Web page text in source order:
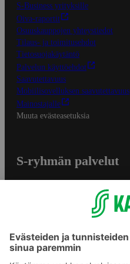
S-Business yrityksille
Oiva-raportit
Osuuskauppojen yhteystiedot
Tilaus- ja toimitusehdot
Tietosuojakäytäntö
Palvelun käyttöehdot
Saavutettavuus
Mobiilisovelluksen saavutettavuus
Mainostajalle
Muuta evästeasetuksia
S-ryhmän palvelut
S-ostoslista -sovellus
Prisma.fi
Sokos.fi